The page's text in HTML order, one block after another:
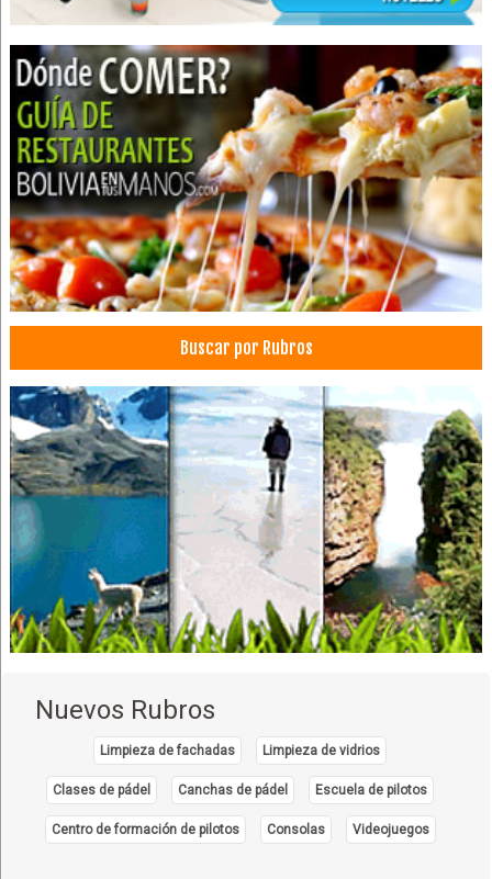
Montavehiculos y rampas
Montasillas y plataformas verticales
Repuestos y accesorios para ascensores
Escaleras mecánicas
Alojamientos
Consultorio Dental
Dentistas
Limpieza Dental
Odontología Integral
Clínicas Odontológicas
Clínica Dental
Cirujanos plásticos
Médicos Cirujanos Plásticos, Estéticos y Reparadores
Balanzas
Pesaje Industrial
Básculas
Novias: Vestidos, Artículos
Vestidos de Novia
Centro médico especializado en diagnóstico
Ecografías
Diagnóstico por imágenes
Juguetes
Material Educativo
Buscar por Rubros
Nuevos Rubros
Limpieza de fachadas Limpieza de vidrios
Clases de pádel Canchas de pádel Escuela de pilotos
Centro de formación de pilotos Consolas Videojuegos